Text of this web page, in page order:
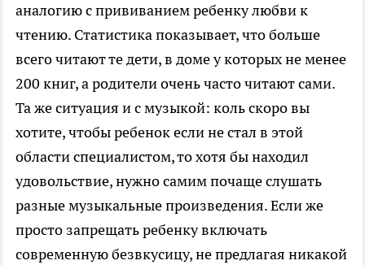
аналогию с прививанием ребенку любви к
чтению. Статистика показывает, что больше
всего читают те дети, в доме у которых не менее
200 книг, а родители очень часто читают сами.
Та же ситуация и с музыкой: коль скоро вы
хотите, чтобы ребенок если не стал в этой
области специалистом, то хотя бы находил
удовольствие, нужно самим почаще слушать
разные музыкальные произведения. Если же
просто запрещать ребенку включать
современную безвкусицу, не предлагая никакой